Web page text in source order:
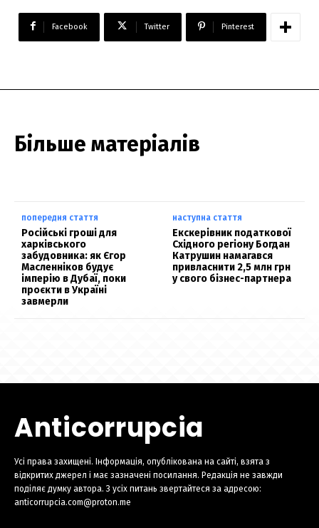
Facebook Twitter Pinterest
Більше матеріалів
попередня стаття
Російські гроші для
харківського
забудовника: як Єгор
Масленніков будує
імперію в Дубаї, поки
проєкти в Україні
завмерли
наступна стаття
Екскерівник податкової
Східного регіону Богдан
Катрушин намагався
привласнити 2,5 млн грн
у свого бізнес-партнера
Anticorrupcia
Усі права захищені. Інформація, опублікована на сайті, взята з
відкритих джерел і має зазначені посилання. Редакція не завжди
поділяє думку автора. З усіх питань звертайтеся за адресою:
anticorrupcia.com@proton.me